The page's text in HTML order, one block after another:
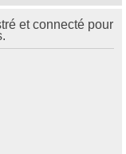
h
et connecté pour